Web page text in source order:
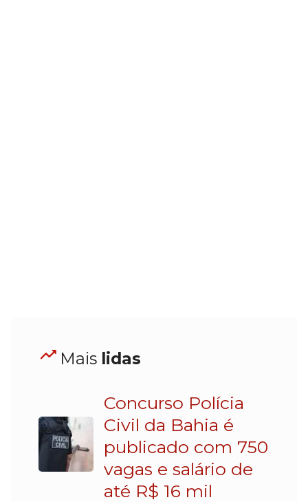
Mais lidas
Concurso Polícia
Civil da Bahia é
publicado com 750
vagas e salário de
até R$ 16 mil